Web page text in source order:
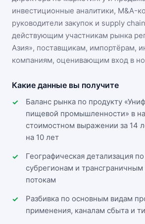
инвестиционные аналитики, M&A-
руководители закупок и supply
действующим участникам рынка
Азия», поставщикам, импортёрам,
компаниям, оценивающим вход в
Какие данные вы получите
Баланс рынка по продукту
пищевой промышленности» в
стоимостном выражении за 14
на 10 лет
Географическая детализация
субрегионам и
потокам
Разбивка по основным видам
применения, каналам сбыта и